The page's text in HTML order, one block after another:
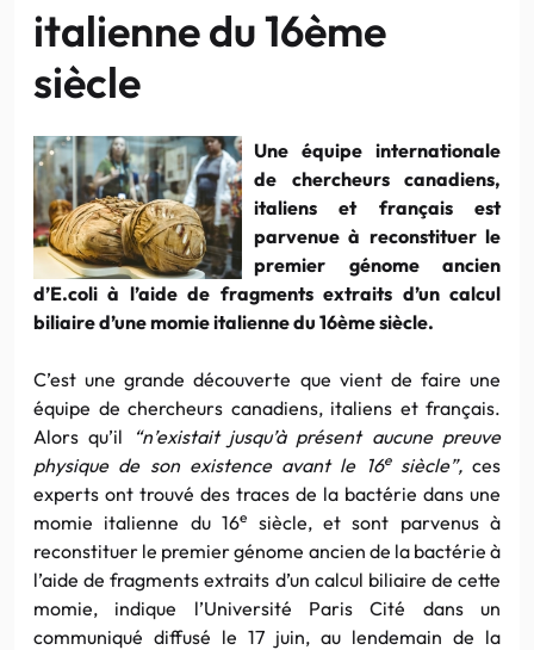
italienne du 16ème
siècle
Une équipe internationale
de chercheurs canadiens,
italiens et français est
parvenue à reconstituer le
premier génome ancien
d’E.coli à l’aide de fragments extraits d’un calcul
biliaire d’une momie italienne du 16ème siècle.
C’est une grande découverte que vient de faire une
équipe de chercheurs canadiens, italiens et français.
Alors qu’il
“n’existait jusqu’à présent aucune preuve
physique de son existence avant le 16esiècle”,ces
experts ont trouvé des traces de la bactérie dans une
momie italienne du 16e
siècle, et sont parvenus à
reconstituer le premier génome ancien de la bactérie à
l’aide de fragments extraits d’un calcul biliaire de cette
momie, indique l’Université Paris Cité dans un
communiqué diffusé le 17 juin, au lendemain de la